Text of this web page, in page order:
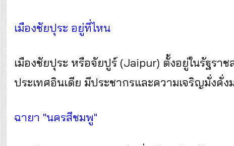
เมืองชัยปุระ อยู่ที่ไหน
เมืองชัยปุระ หรือจัยปูร์ (Jaipur) ตั้งอยู่ในรัฐร
ประเทศอินเดีย มีประชากรและความเจริญมั่งคั่
ฉายา "นครสีชมพู"